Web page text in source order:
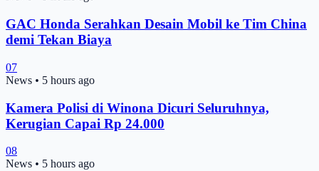
GAC Honda Serahkan Desain Mobil ke Tim China
demi Tekan Biaya
07
News • 5 hours ago
Kamera Polisi di Winona Dicuri Seluruhnya,
Kerugian Capai Rp 24.000
08
News • 5 hours ago